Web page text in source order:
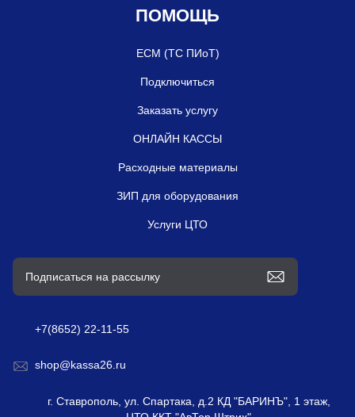
ПОМОЩЬ
ЕСМ (ТС ПИоТ)
Подключиться
Заказать услугу
ОНЛАЙН КАССЫ
Расходные материалы
ЗИП для оборудования
Услуги ЦТО
+7(8652) 22-11-55
shop@kassa26.ru
г. Ставрополь, ул. Спартака, д.2 КД "БАРИНЪ", 1 этаж,